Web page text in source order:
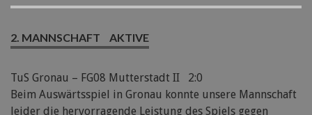
2. MANNSCHAFT AKTIVE
TuS Gronau – FG08 Mutterstadt II 2:0
Beim Auswärtsspiel in Gronau konnte unsere Mannschaft
leider die hervorragende Leistung des Spiels gegen